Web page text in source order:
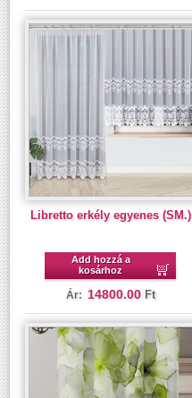
Libretto erkély egyenes (SM.)
Add hozzá a
kosárhoz
Ár: 14800.00 Ft